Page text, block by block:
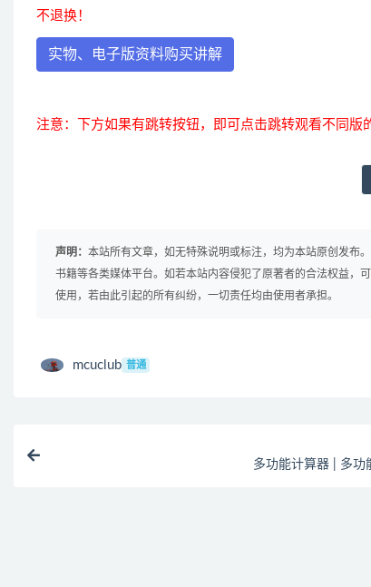
不退换！
实物、电子版资料购买讲解
注意：下方如果有跳转按钮，即可点击跳转观看不同版
声明： 本站所有文章，如无特殊说明或标注，均为本站原创发布
书籍等各类媒体平台。如若本站内容侵犯了原著者的合法权益，
使用，若由此引起的所有纠纷，一切责任均由使用者承担。
mcuclub 普通
多功能计算器 | 多功